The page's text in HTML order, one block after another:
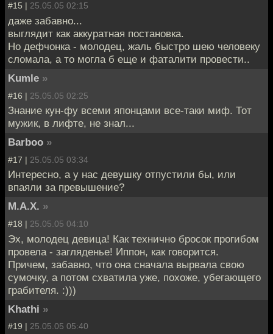
#15 | 25.05.05 02:15
даже забавно...
выглядит как аккуратная постановка.
Но дефчонка - молодец, жаль быстро шею человеку
сломала, а то могла б еще и фаталити провести..
Kumle »
#16 | 25.05.05 02:25
Знание кун-фу всеми японцами все-таки миф. Тот
мужик, в лифте, не знал...
Barboo »
#17 | 25.05.05 03:34
Интересно, а у нас девушку отпустили бы, или
впаяли за превышение?
M.A.X. »
#18 | 25.05.05 04:10
Эх, молодец девица! Как технично бросок прогибом
провела - загляденье! Иппон, как говорится.
Причем, забавно, что она сначала вырвала свою
сумочку, а потом схватила уже, похоже, убегающего
грабителя. :)))
Khathi »
#19 | 25.05.05 05:40